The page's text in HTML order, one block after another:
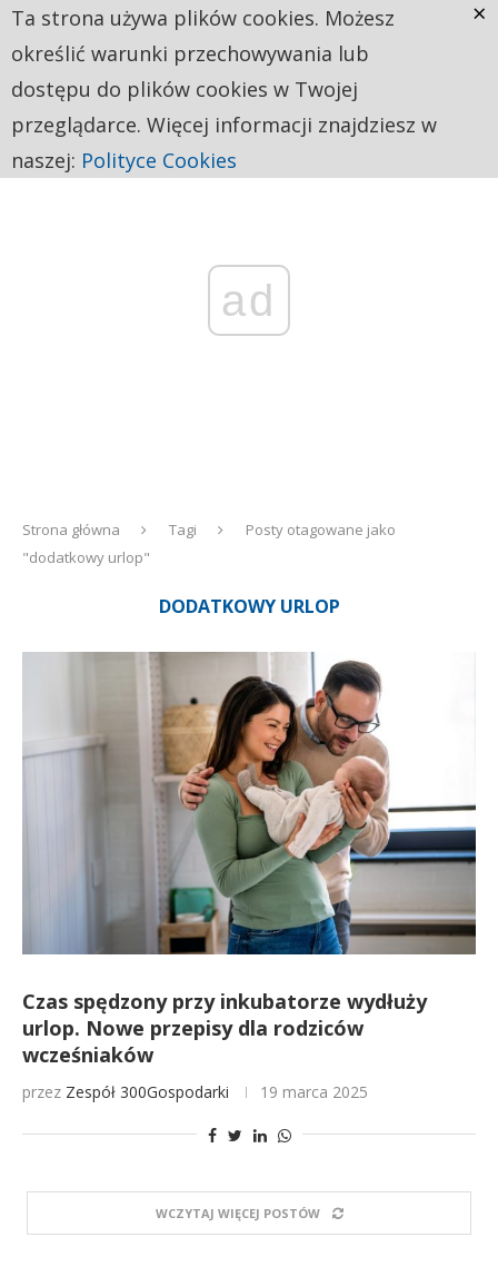
ad
Strona główna Tagi
Posty otagowane jako
"dodatkowy urlop"
DODATKOWY URLOP
Czas spędzony przy inkubatorze wydłuży
urlop. Nowe przepisy dla rodziców
wcześniaków
przez Zespół 300Gospodarki 19 marca 2025
WCZYTAJ WIĘCEJ POSTÓW
Ta strona używa plików cookies. Możesz
określić warunki przechowywania lub
dostępu do plików cookies w Twojej
przeglądarce. Więcej informacji znajdziesz w
naszej: Polityce Cookies
×